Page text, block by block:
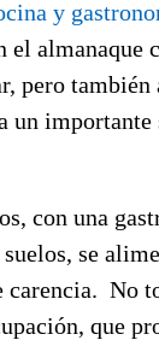
y
el almanaque
pero también
un importante
con una
se
carencia. No
que